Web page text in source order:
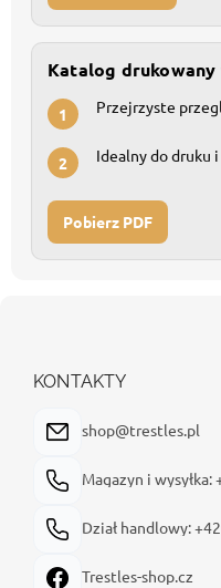
Katalog drukowany
1 Przejrzyste
2 Idealny do druku
Pobierz PDF
KONTAKTY
shop@trestles.pl
Magazyn i
Dział handlowy:
Trestles-shop.cz